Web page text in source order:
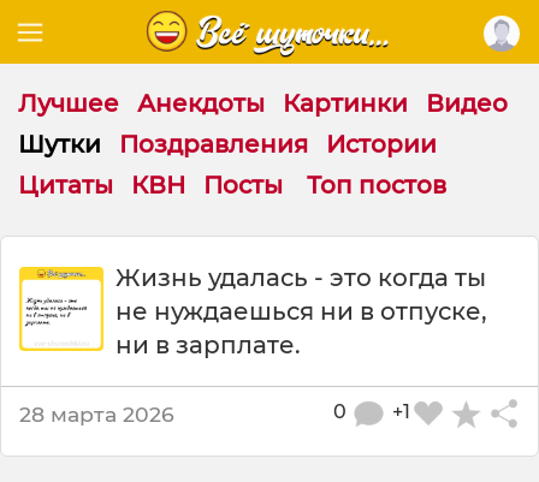
Лучшее Анекдоты Картинки
Видео
Шутки
Поздравления
Истории
Цитаты
КВН Посты Топ постов
:
Ж
Жизнь удалась - это когда ты
не нуждаешься ни в отпуске,
ни в зарплате.
28 марта 2026 +1
0